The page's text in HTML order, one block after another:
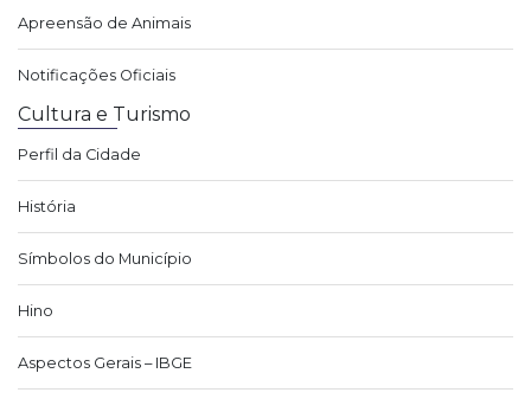
Apreensão de Animais
Notificações Oficiais
Cultura e Turismo
Perfil da Cidade
História
Símbolos do Município
Hino
Aspectos Gerais – IBGE